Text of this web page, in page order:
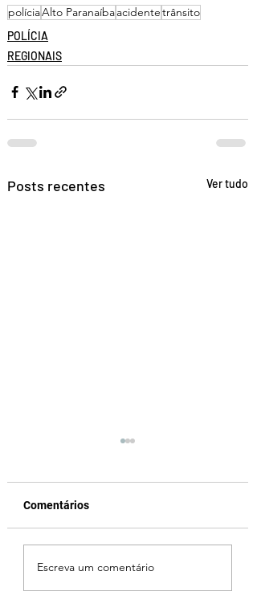
políciaAlto Paranaíbaacidentetrânsito
POLÍCIA
REGIONAIS
Posts recentes Ver tudo
Jovem de 24 anos é
morto após briga
durante luau no
Comentários
Escreva um comentário